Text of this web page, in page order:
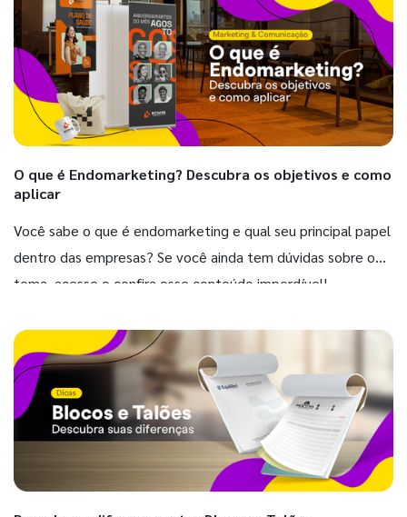
O que é Endomarketing? Descubra os objetivos e como
aplicar
Você sabe o que é endomarketing e qual seu principal papel
dentro das empresas? Se você ainda tem dúvidas sobre o
tema, acesse e confira esse conteúdo imperdível!